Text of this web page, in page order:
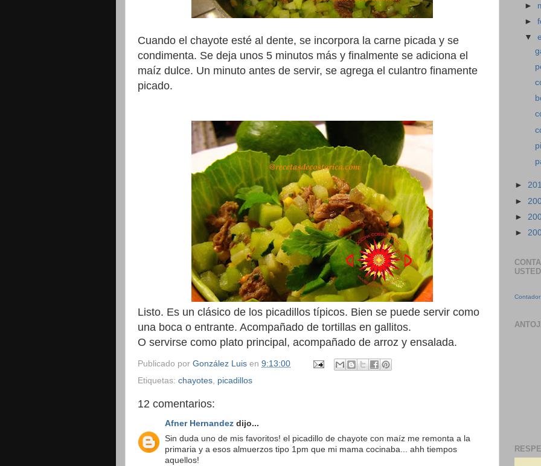
Cuando el chayote esté al dente, se incorpora la carne picada y se
condimenta. Se deja unos 5 minutos más y finalmente se adiciona el
maíz dulce. Un minuto antes de servir, se agrega el culantro finamente
picado.
Listo. Es un clásico de los picadillos típicos. Bien se puede servir como
una boca o entrante. Acompañado de tortillas en gallitos.
O servirse como plato principal, acompañado de arroz y ensalada.
Publicado por González Luis en 9:13:00
Etiquetas: chayotes picadillos
12 comentarios:
Afner Hernandez dijo...
Sin duda uno de mis favoritos! el picadillo de chayote con maíz me remonta a la
primaria y a esos almuerzos tipo 1pm que mi mama cocinaba... ahh tiempos
aquellos!
►
►
▼
►
►
►
►